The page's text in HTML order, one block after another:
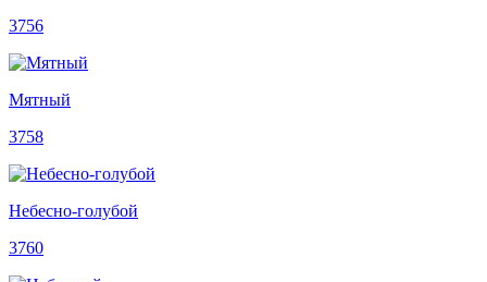
3756
Мятный
3758
Небесно-голубой
3760